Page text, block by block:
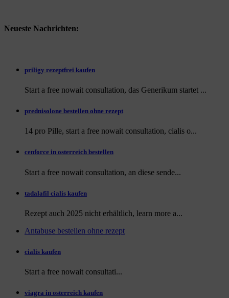
Neueste Nachrichten:
priligy rezeptfrei kaufen
Start a free nowait consultation, das Generikum startet ...
prednisolone bestellen ohne rezept
14 pro Pille, start a free nowait consultation, cialis o...
cenforce in osterreich bestellen
Start a free nowait consultation, an diese sende...
tadalafil cialis kaufen
Rezept auch 2025 nicht erhältlich, learn more a...
Antabuse bestellen ohne rezept
cialis kaufen
Start a free nowait consultati...
viagra in osterreich kaufen